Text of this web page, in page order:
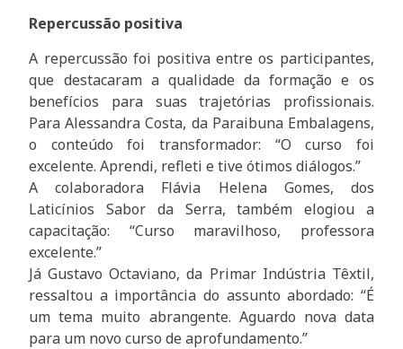
Repercussão positiva
A repercussão foi positiva entre os participantes,
que destacaram a qualidade da formação e os
benefícios para suas trajetórias profissionais.
Para Alessandra Costa, da Paraibuna Embalagens,
o conteúdo foi transformador: “O curso foi
excelente. Aprendi, refleti e tive ótimos diálogos.”
A colaboradora Flávia Helena Gomes, dos
Laticínios Sabor da Serra, também elogiou a
capacitação: “Curso maravilhoso, professora
excelente.”
Já Gustavo Octaviano, da Primar Indústria Têxtil,
ressaltou a importância do assunto abordado: “É
um tema muito abrangente. Aguardo nova data
para um novo curso de aprofundamento.”